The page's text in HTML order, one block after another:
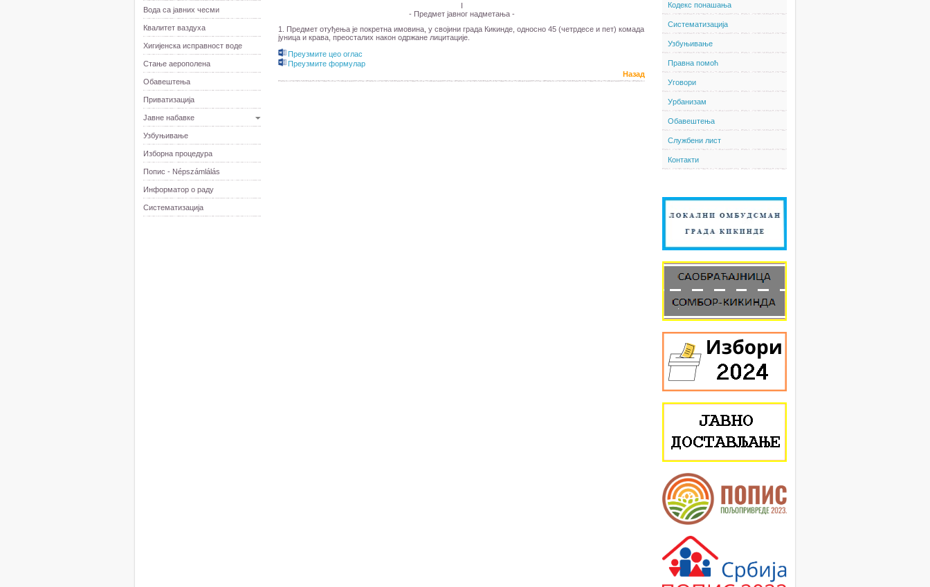
Вода са јавних чесми
Квалитет ваздуха
Хигијенска исправност воде
Стање аерополена
Обавештења
Приватизација
Јавне набавке
Узбуњивање
Изборна процедура
Попис - Népszámlálás
Информатор о раду
Систематизација
I
- Предмет јавног надметања -
1. Предмет отуђења je покретнa имовина, у својини града Кикинде, односно 45 (четрдесе и пет) комада
јуница и крава, преосталих након одржане лицитације.
Преузмите цео оглас
Преузмите формулар
Назад
Кодекс понашања
Систематизација
Узбуњивање
Правна помоћ
Уговори
Урбанизам
Обавештења
Службени лист
Контакти